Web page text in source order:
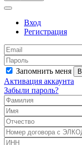
Вход
Регистрация
Запомнить меня
Активация аккаунта
Забыли пароль?